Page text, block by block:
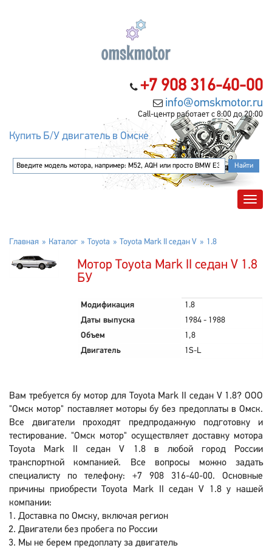
+7 908 316-40-00
info@omskmotor.ru
Call-центр работает с 8:00 до 20:00
Купить Б/У двигатель в Омске
Главная Каталог Toyota Toyota Mark II седан V 1.8
Мотор Toyota Mark II седан V 1.8
БУ
Модификация
1.8
Даты выпуска
1984 - 1988
Объем
1,8
Двигатель
1S-L
Вам требуется бу мотор для Toyota Mark II седан V 1.8? ООО
"Омск мотор" поставляет моторы бу без предоплаты в Омск.
Все двигатели проходят предпродажную подготовку и
тестирование. "Омск мотор" осуществляет доставку мотора
Toyota Mark II седан V 1.8 в любой город России
транспортной компанией. Все вопросы можно задать
специалисту по телефону: +7 908 316-40-00. Основные
причины приобрести Toyota Mark II седан V 1.8 у нашей
компании:
Доставка по Омску, включая регион
Двигатели без пробега по России
Мы не берем предоплату за двигатель